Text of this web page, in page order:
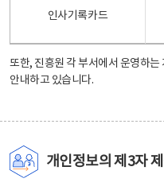
인사기록카드
또한, 진흥원 각 부서에서 운영하는
안내하고 있습니다.
개인정보의 제3자